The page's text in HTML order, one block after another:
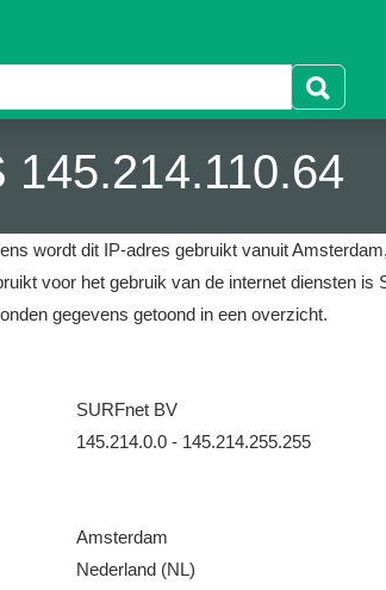
145.214.110.64
wordt dit IP-adres gebruikt vanuit
voor het gebruik van de internet diensten is
gegevens getoond in een overzicht.
SURFnet BV
145.214.0.0 - 145.214.255.255
Amsterdam
Nederland (NL)